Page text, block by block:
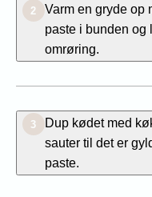
2
Varm en gryde op
paste i bunden og
omrøring.
3
Dup kødet med
sauter til det er
paste.